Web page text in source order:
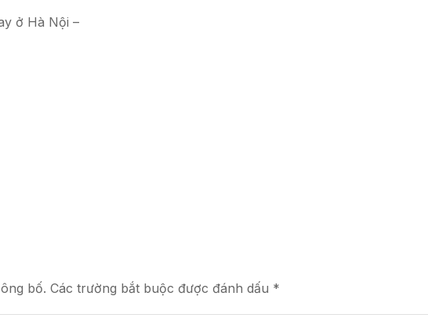
ở Hà Nội –
bố. Các trường bắt buộc được đánh dấu *